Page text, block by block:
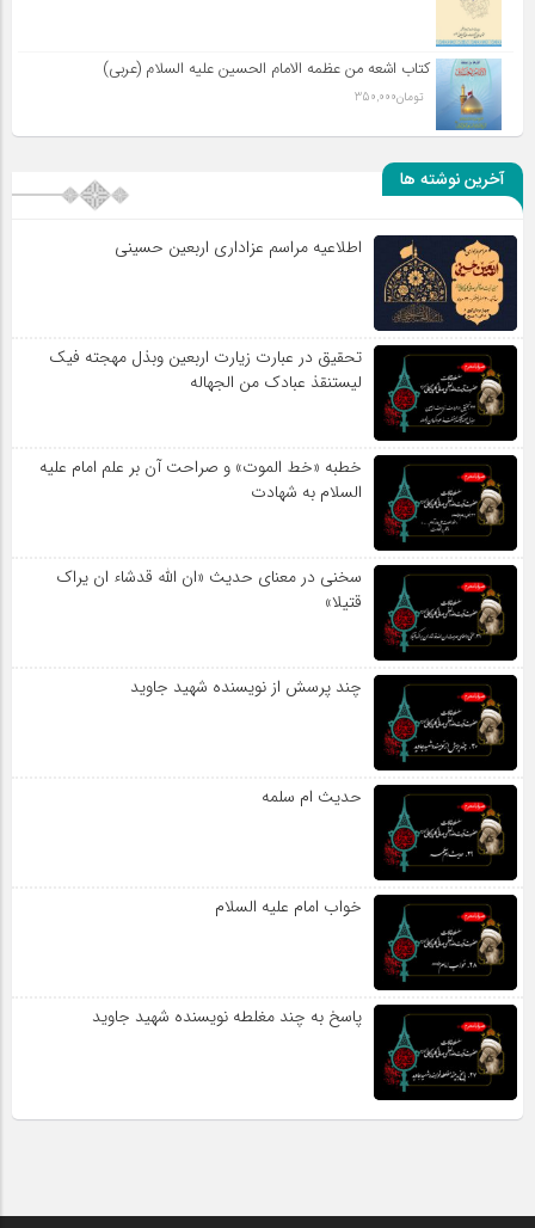
کتاب اشعه من عظمه الامام الحسین علیه السلام (عربی)
تومان350,000
آخرین نوشته ها
اطلاعیه مراسم عزاداری اربعین حسینی
تحقیق در عبارت زیارت اربعین وبذل مهجته فیک
لیستنقذ عبادک من الجهاله
خطبه «خط الموت» و صراحت آن بر علم امام علیه
السلام به شهادت
سخنی در معنای حدیث «ان الله قدشاء ان یراک
قتیلا»
چند پرسش از نویسنده شهید جاوید
حدیث ام سلمه
خواب امام علیه السلام
پاسخ به چند مغلطه نویسنده شهید جاوید